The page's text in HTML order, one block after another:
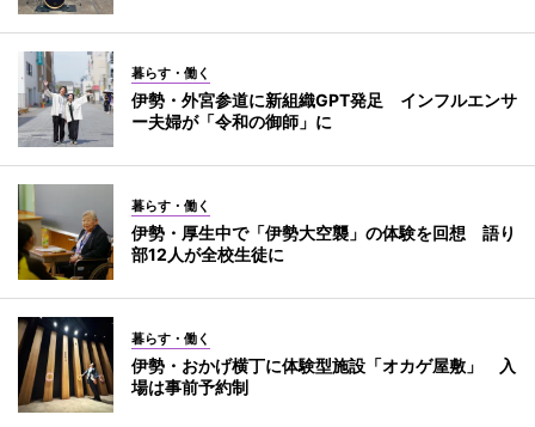
暮らす・働く
伊勢・外宮参道に新組織GPT発足 インフルエンサ
ー夫婦が「令和の御師」に
暮らす・働く
伊勢・厚生中で「伊勢大空襲」の体験を回想 語り
部12人が全校生徒に
暮らす・働く
伊勢・おかげ横丁に体験型施設「オカゲ屋敷」 入
場は事前予約制